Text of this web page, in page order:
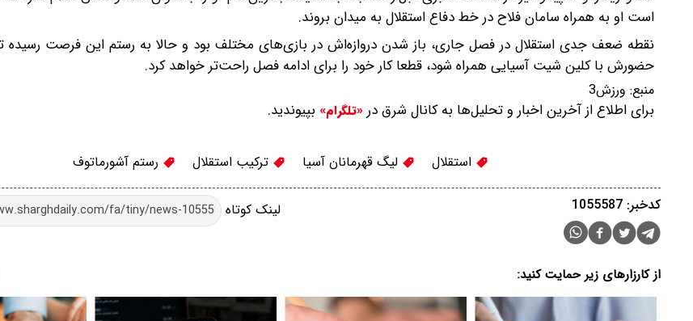
است او به همراه سامان فلاح در خط دفاع استقلال به میدان بروند.
نقطه ضعف جدی استقلال در فصل جاری، باز شدن دروازه‌اش در بازی‌های مختلف بود و حالا به رستم این فرصت رسیده تا
حضورش با کلین شیت آسیایی همراه شود، قطعا کار خود را برای ادامه فصل راحت‌تر خواهد کرد.
منبع: ورزش3
برای اطلاع از آخرین اخبار و تحلیل‌ها به کانال شرق در «تلگرام» بپیوندید.
استقلال لیگ قهرمانان آسیا ترکیب استقلال رستم آشورماتوف
لینک کوتاه کدخبر: 1055587
از کارزارهای زیر حمایت کنید: